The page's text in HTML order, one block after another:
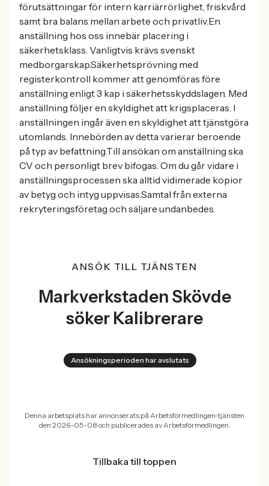
förutsättningar för intern karriärrörlighet, friskvård
samt bra balans mellan arbete och privatliv.En
anställning hos oss innebär placering i
säkerhetsklass. Vanligtvis krävs svenskt
medborgarskap.Säkerhetsprövning med
registerkontroll kommer att genomföras före
anställning enligt 3 kap i säkerhetsskyddslagen. Med
anställning följer en skyldighet att krigsplaceras. I
anställningen ingår även en skyldighet att tjänstgöra
utomlands. Innebörden av detta varierar beroende
på typ av befattning.Till ansökan om anställning ska
CV och personligt brev bifogas. Om du går vidare i
anställningsprocessen ska alltid vidimerade kopior
av betyg och intyg uppvisas.Samtal från externa
rekryteringsföretag och säljare undanbedes.
ANSÖK TILL TJÄNSTEN
Markverkstaden Skövde
söker Kalibrerare
Ansökningsperioden har avslutats
Denna arbetsplats har annonserats på Arbetsförmedlingen-tjänsten
den 2026-05-08 och publicerades av Arbetsförmedlingen.
Tillbaka till toppen